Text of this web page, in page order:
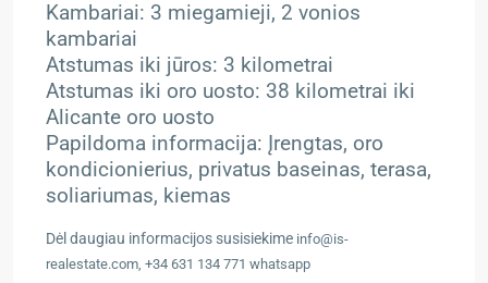
Kambariai: 3 miegamieji, 2 vonios
kambariai
Atstumas iki jūros: 3 kilometrai
Atstumas iki oro uosto: 38 kilometrai iki
Alicante oro uosto
Papildoma informacija: Įrengtas, oro
kondicionierius, privatus baseinas, terasa,
soliariumas, kiemas
Dėl daugiau informacijos susisiekime info@is-
realestate.com, +34 631 134 771 whatsapp